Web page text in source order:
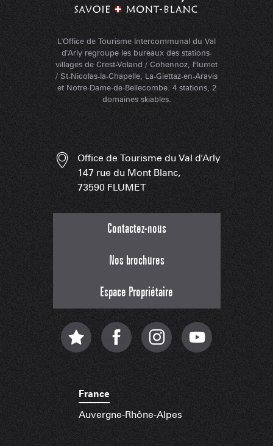
L'Office de Tourisme Intercommunal du Val
d'Arly regroupe les bureaux des stations-
villages de Crest-Voland / Cohennoz, Flumet
/ St-Nicolas-la-Chapelle, La-Giettaz-en-Aravis
et Notre-Dame-de-Bellecombe. 4 stations, 2
domaines skiables.
Office de Tourisme du Val d'Arly
147 rue du Mont Blanc,
73590 FLUMET
Contactez-nous
Nos brochures
Espace Propriétaire
France
Auvergne-Rhône-Alpes